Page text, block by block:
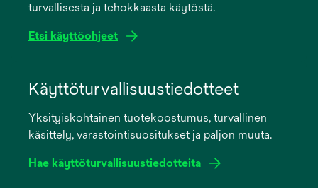
turvallisesta ja tehokkaasta käytöstä.
Etsi käyttöohjeet
new
Käyttöturvallisuustiedotteet
Yksityiskohtainen tuotekoostumus, turvallinen
käsittely, varastointisuositukset ja paljon muuta.
Hae käyttöturvallisuustiedotteita